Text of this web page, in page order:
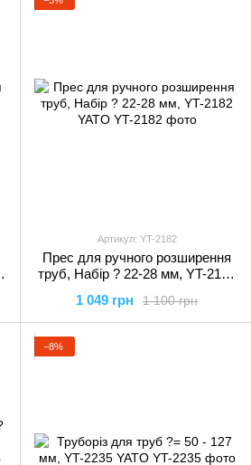
Артикул: YT-2182
Прес для ручного розширення
труб, Набір ? 22-28 мм, YT-2182
1 100 грн
1 049 грн
−8%